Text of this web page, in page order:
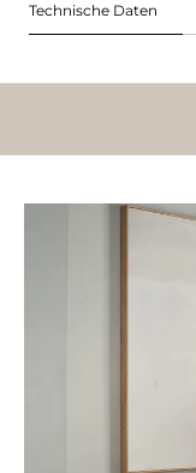
Technische Daten